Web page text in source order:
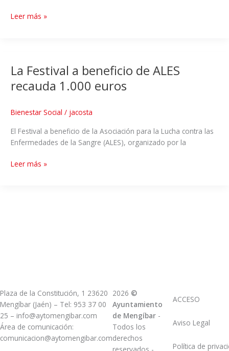
Leer más »
La Festival a beneficio de ALES
recauda 1.000 euros
Bienestar Social / jacosta
El Festival a beneficio de la Asociación para la Lucha contra las
Enfermedades de la Sangre (ALES), organizado por la
Leer más »
Plaza de la Constitución, 1 23620
Mengíbar (Jaén) – Tel: 953 37 00
25 – info@aytomengibar.com
Área de comunicación:
comunicacion@aytomengibar.com
2026 ©
Ayuntamiento
de Mengíbar -
Todos los
derechos
ACCESO
Aviso Legal
Política de